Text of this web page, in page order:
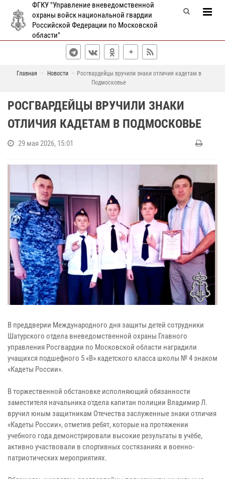
ФГКУ "Управление вневедомственной
охраны войск национальной гвардии
Российской Федерации по Московской
области"
Главная Новости
Росгвардейцы вручили знаки отличия кадетам в
Подмосковье
РОСГВАРДЕЙЦЫ ВРУЧИЛИ ЗНАКИ
ОТЛИЧИЯ КАДЕТАМ В ПОДМОСКОВЬЕ
29 мая 2026, 15:01
В преддверии Международного дня защиты детей сотрудники
Шатурского отдела вневедомственной охраны Главного
управления Росгвардии по Московской области наградили
учащихся подшефного 5 «В» кадетского класса школы № 4 знаком
«Кадеты России».
В торжественной обстановке исполняющий обязанности
заместителя начальника отдела капитан полиции Владимир Л.
вручил юным защитникам Отечества заслуженные знаки отличия
«Кадеты России», отметив ребят, которые на протяжении
учебного года демонстрировали высокие результаты в учёбе,
активно участвовали в спортивных состязаниях и военно-
патриотических мероприятиях.